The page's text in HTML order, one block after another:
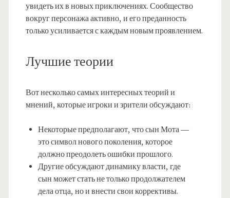
увидеть их в новых приключениях. Сообщество
вокруг персонажа активно, и его преданность
только усиливается с каждым новым проявлением.
Лучшие теории
Вот несколько самых интересных теорий и
мнений, которые игроки и зрители обсуждают:
Некоторые предполагают, что сын Мота —
это символ нового поколения, которое
должно преодолеть ошибки прошлого.
Другие обсуждают динамику власти, где
сын может стать не только продолжателем
дела отца, но и внести свои коррективы.